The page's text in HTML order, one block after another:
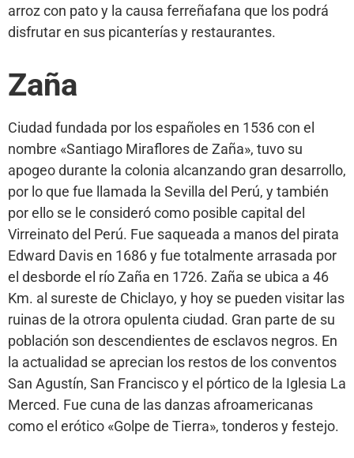
arroz con pato y la causa ferreñafana que los podrá
disfrutar en sus picanterías y restaurantes.
Zaña
Ciudad fundada por los españoles en 1536 con el
nombre «Santiago Miraflores de Zaña», tuvo su
apogeo durante la colonia alcanzando gran desarrollo,
por lo que fue llamada la Sevilla del Perú, y también
por ello se le consideró como posible capital del
Virreinato del Perú. Fue saqueada a manos del pirata
Edward Davis en 1686 y fue totalmente arrasada por
el desborde el río Zaña en 1726. Zaña se ubica a 46
Km. al sureste de Chiclayo, y hoy se pueden visitar las
ruinas de la otrora opulenta ciudad. Gran parte de su
población son descendientes de esclavos negros. En
la actualidad se aprecian los restos de los conventos
San Agustín, San Francisco y el pórtico de la Iglesia La
Merced. Fue cuna de las danzas afroamericanas
como el erótico «Golpe de Tierra», tonderos y festejo.